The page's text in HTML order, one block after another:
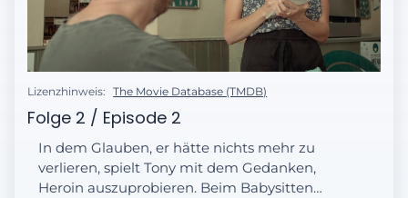
Lizenzhinweis: The Movie Database (TMDB)
Folge 2 / Episode 2
In dem Glauben, er hätte nichts mehr zu
verlieren, spielt Tony mit dem Gedanken,
Heroin auszuprobieren. Beim Babysitten